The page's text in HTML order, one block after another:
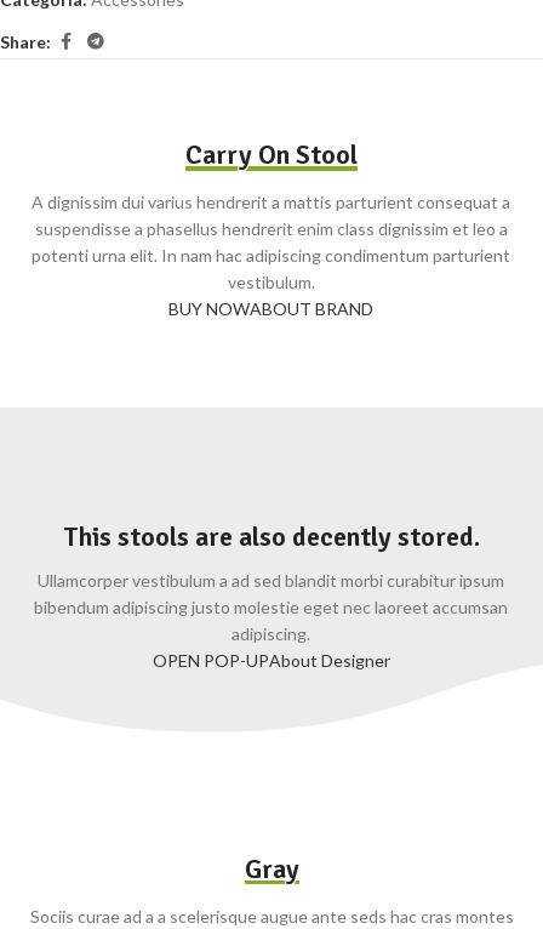
Share:
Carry On Stool
A dignissim dui varius hendrerit a mattis parturient consequat a
suspendisse a phasellus hendrerit enim class dignissim et leo a
potenti urna elit. In nam hac adipiscing condimentum parturient
vestibulum.
BUY NOWABOUT BRAND
This stools are also decently stored.
Ullamcorper vestibulum a ad sed blandit morbi curabitur ipsum
bibendum adipiscing justo molestie eget nec laoreet accumsan
adipiscing.
OPEN POP-UPAbout Designer
Gray
Sociis curae ad a a scelerisque augue ante seds hac cras montes